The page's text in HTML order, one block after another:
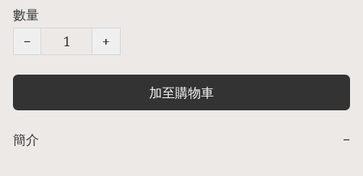
數量
−
+
加至購物車
簡介 −